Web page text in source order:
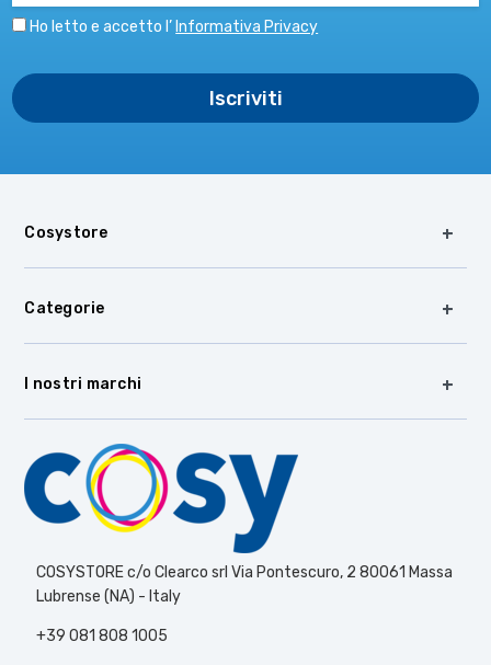
Ho letto e accetto l’ Informativa Privacy
Cosystore
Categorie
I nostri marchi
COSYSTORE c/o Clearco srl Via Pontescuro, 2 80061 Massa
Lubrense (NA) - Italy
+39 081 808 1005